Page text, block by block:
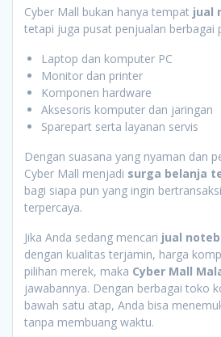
Cyber Mall bukan hanya tempat jual
tetapi juga pusat penjualan berbagai
Laptop dan komputer PC
Monitor dan printer
Komponen hardware
Aksesoris komputer dan jaringan
Sparepart serta layanan servis
Dengan suasana yang nyaman dan
Cyber Mall menjadi surga belanja
bagi siapa pun yang ingin
terpercaya.
Jika Anda sedang mencari jual
dengan kualitas terjamin, harga
pilihan merek, maka Cyber Mall
jawabannya. Dengan berbagai toko
bawah satu atap, Anda bisa
tanpa membuang waktu.